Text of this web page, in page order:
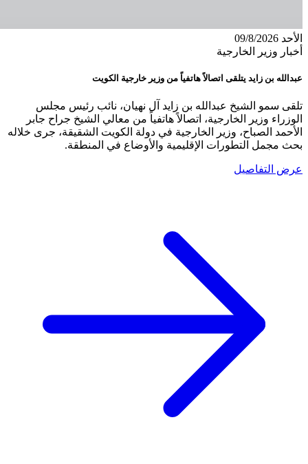
الأحد 09/8/2026
أخبار وزير الخارجية
عبدالله بن زايد يتلقى اتصالاً هاتفياً من وزير خارجية الكويت
تلقى سمو الشيخ عبدالله بن زايد آل نهيان، نائب رئيس مجلس
الوزراء وزير الخارجية، اتصالاً هاتفياً من معالي الشيخ جراح جابر
الأحمد الصباح، وزير الخارجية في دولة الكويت الشقيقة، جرى خلاله
بحث مجمل التطورات الإقليمية والأوضاع في المنطقة.
عرض التفاصيل